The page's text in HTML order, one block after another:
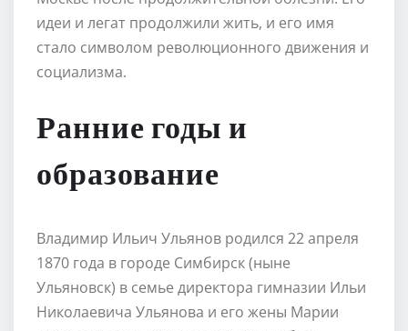
идеи и легат продолжили жить, и его имя
стало символом революционного движения и
социализма.
Ранние годы и
образование
Владимир Ильич Ульянов родился 22 апреля
1870 года в городе Симбирск (ныне
Ульяновск) в семье директора гимназии Ильи
Николаевича Ульянова и его жены Марии